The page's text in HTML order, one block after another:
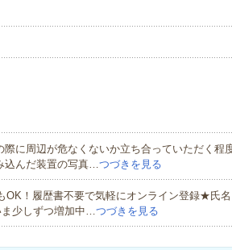
に周辺が危なくないか立ち合っていただく程
込んだ装置の写真…つづきを見る
！履歴書不要で気軽にオンライン登録★氏
少しずつ増加中…つづきを見る